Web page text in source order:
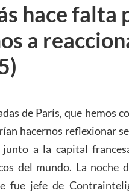
hace falta
a
de París, que hemos
hacernos reflexionar
junto a la capital
del mundo. La noche
fue jefe de